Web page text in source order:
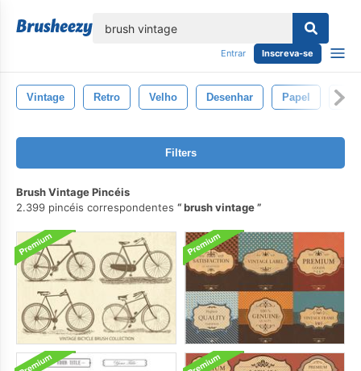
Entrar Inscreva-se
Vintage Retro Velho Desenhar Papel
Filters
Brush Vintage Pincéis
2.399 pincéis correspondentes
brush vintage